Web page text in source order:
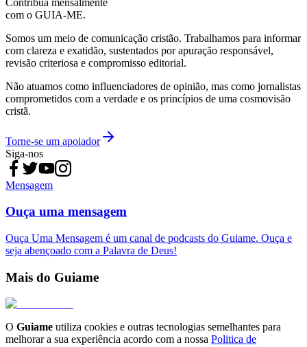
com o GUIA-ME.
Somos um meio de comunicação cristão. Trabalhamos para informar
com clareza e exatidão, sustentados por apuração responsável,
revisão criteriosa e compromisso editorial.
Não atuamos como influenciadores de opinião, mas como jornalistas
comprometidos com a verdade e os princípios de uma cosmovisão
cristã.
Torne-se um apoiador
Siga-nos
Mensagem
Ouça uma mensagem
Ouça Uma Mensagem é um canal de podcasts do Guiame. Ouça e
seja abençoado com a Palavra de Deus!
Mais do Guiame
O Guiame utiliza cookies e outras tecnologias semelhantes para
melhorar a sua experiência acordo com a nossa Politica de